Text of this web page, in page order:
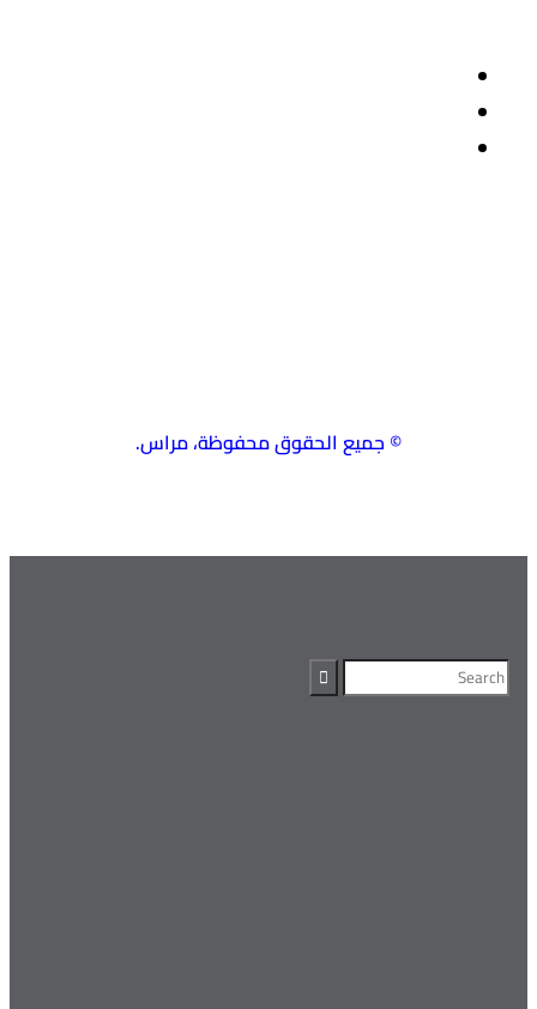
© جميع الحقوق محفوظة، مراس.